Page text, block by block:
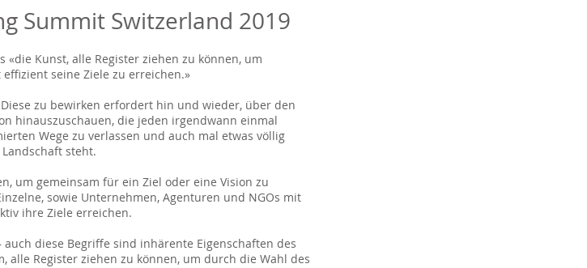
Summit Switzerland 2019
Kunst, alle Register ziehen zu können, um
seine Ziele zu erreichen.»
zu bewirken erfordert hin und wieder, über den
hinauszuschauen, die jeden irgendwann einmal
Wege zu verlassen und auch mal etwas völlig
steht.
um gemeinsam für ein Ziel oder eine Vision zu
sowie Unternehmen, Agenturen und NGOs mit
ihre Ziele erreichen.
diese Begriffe sind inhärente Eigenschaften des
alle Register ziehen zu können, um durch die Wahl des